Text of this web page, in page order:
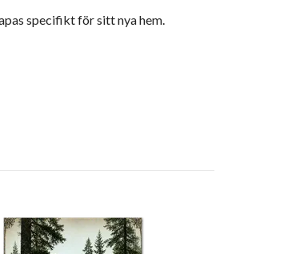
specifikt för sitt nya hem.